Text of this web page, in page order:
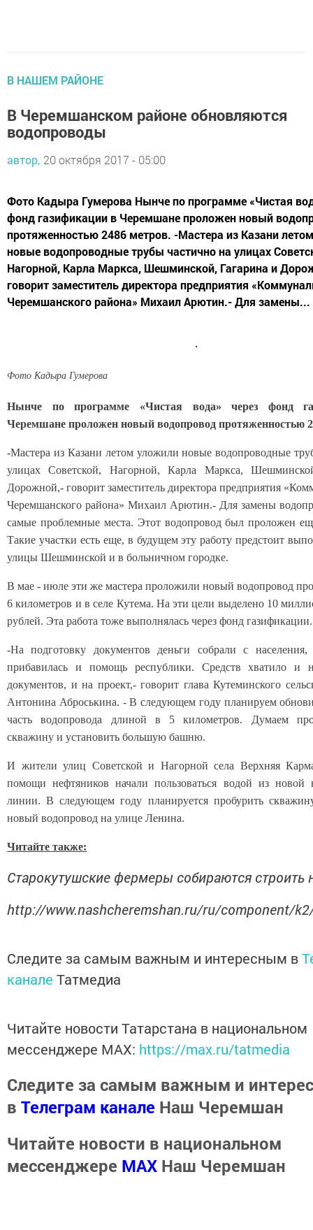
В НАШЕМ РАЙОНЕ
В Черемшанском районе обновляются
водопроводы
автор, 20 октября 2017 - 05:00
Фото Кадыра Гумерова Нынче по программе «Чистая
фонд газификации в Черемшане проложен новый
протяженностью 2486 метров. -Мастера из Казани
новые водопроводные трубы частично на улицах
Нагорной, Карла Маркса, Шешминской, Гагарина и
говорит заместитель директора предприятия
Черемшанского района» Михаил Арютин.- Для замены...
Фото Кадыра Гумерова
Нынче по программе «Чистая вода» через фонд
Черемшане проложен новый водопровод протяженностью
-Мастера из Казани летом уложили новые водопроводные
улицах Советской, Нагорной, Карла Маркса,
Дорожной,- говорит заместитель директора предприятия
Черемшанского района» Михаил Арютин.- Для замены
самые проблемные места. Этот водопровод был проложен
Такие участки есть еще, в будущем эту работу предстоит
улицы Шешминской и в больничном городке.
В мае - июле эти же мастера проложили новый водопровод
6 километров и в селе Кутема. На эти цели выделено 10
рублей. Эта работа тоже выполнялась через фонд газификации.
-На подготовку документов деньги собрали с
прибавилась и помощь республики. Средств хватило и
документов, и на проект,- говорит глава Кутеминского
Антонина Аброськина. - В следующем году планируем
часть водопровода длиной в 5 километров. Думаем
скважину и установить большую башню.
И жители улиц Советской и Нагорной села Верхняя
помощи нефтяников начали пользоваться водой из новой
линии. В следующем году планируется пробурить
новый водопровод на улице Ленина.
Читайте также:
Старокутушские фермеры собираются
http://www.nashcheremshan.ru/ru/component/
Следите за самым важным и интересным в
канале Татмедиа
Читайте новости Татарстана в национальном
мессенджере MАХ: https://max.ru/tatmedia
Следите за самым важным и
в Телеграм канале Наш Черемшан
Читайте новости в национальном
мессенджере MАХ Наш Черемшан